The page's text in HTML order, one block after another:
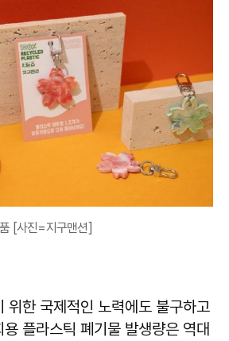
[사진=지구맨션]
위한 국제적인 노력에도 불구하고
플라스틱 폐기물 발생량은 역대